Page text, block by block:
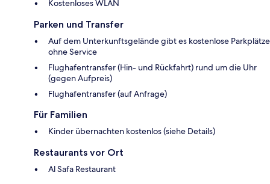
Kostenloses WLAN
Parken und Transfer
Auf dem Unterkunftsgelände gibt es kostenlose Parkplätze
ohne Service
Flughafentransfer (Hin- und Rückfahrt) rund um die Uhr
(gegen Aufpreis)
Flughafentransfer (auf Anfrage)
Für Familien
Kinder übernachten kostenlos (siehe Details)
Restaurants vor Ort
Al Safa Restaurant